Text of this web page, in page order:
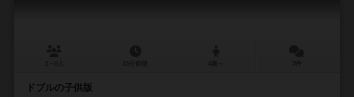
ドブルの子供版